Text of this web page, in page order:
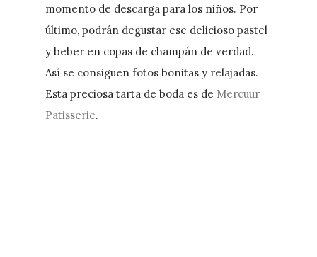
momento de descarga para los niños. Por
último, podrán degustar ese delicioso pastel
y beber en copas de champán de verdad.
Así se consiguen fotos bonitas y relajadas.
Esta preciosa tarta de boda es de Mercuur
Patisserie.